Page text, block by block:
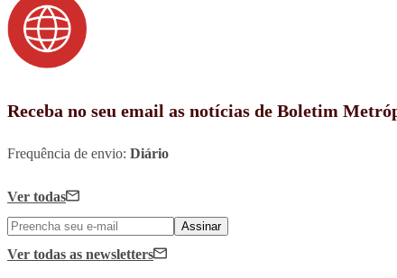
Receba no seu email as notícias de Boletim
Frequência de envio: Diário
Ver todas
Assinar
Ver todas as newsletters